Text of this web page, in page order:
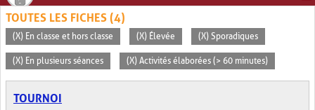
TOUTES LES FICHES (4)
(X) En classe et hors classe (X) Élevée (X) Sporadiques
(X) En plusieurs séances (X) Activités élaborées (> 60 minutes)
TOURNOI